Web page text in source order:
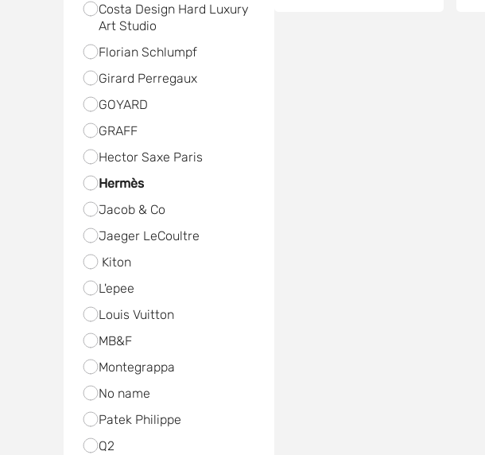
Costa Design Hard Luxury
Art Studio
Florian Schlumpf
Girard Perregaux
GOYARD
GRAFF
Hector Saxe Paris
Hermès
Jacob & Co
Jaeger LeCoultre
Kiton
L'epee
Louis Vuitton
MB&F
Mоntegrappa
No name
Patek Philippe
Q2